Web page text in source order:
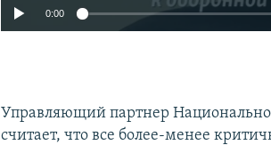
0:00
Управляющий партнер
считает, что все более-менее